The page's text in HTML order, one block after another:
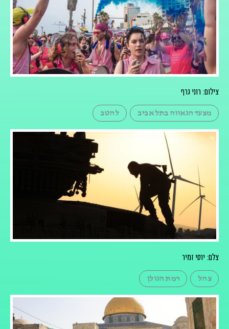
צילום: רוני גרף
מצעד הגאווה בתל אביב להטב
צלם: יוסי זמיר
צהל רמת הגולן